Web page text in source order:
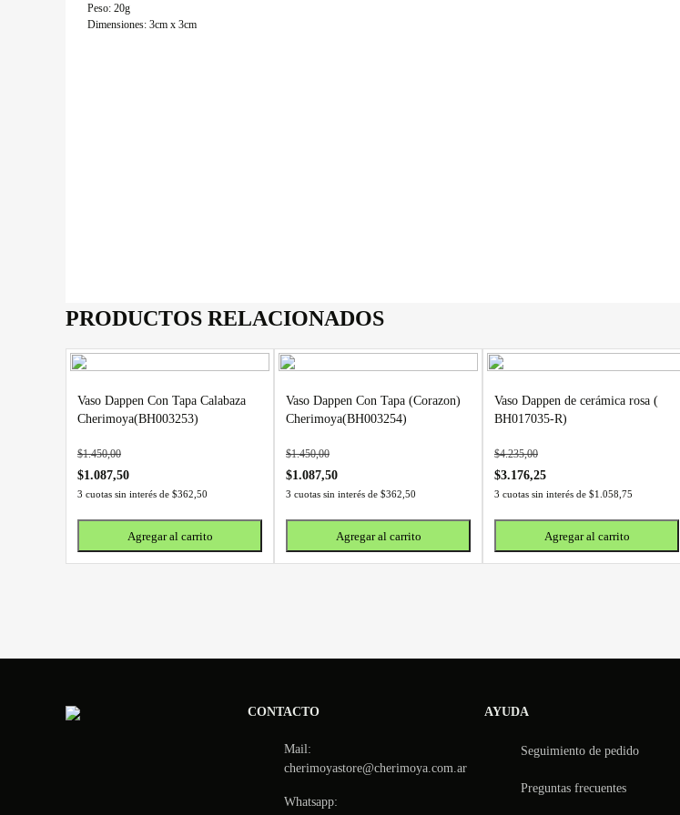
Peso: 20g
Dimensiones: 3cm x 3cm
PRODUCTOS RELACIONADOS
Vaso Dappen Con Tapa Calabaza
Cherimoya(BH003253)
$1.450,00
$1.087,50
3 cuotas sin interés de $362,50
Agregar al carrito
Vaso Dappen Con Tapa (Corazon)
Cherimoya(BH003254)
$1.450,00
$1.087,50
3 cuotas sin interés de $362,50
Agregar al carrito
Vaso Dappen de cerámica rosa (
BH017035-R)
$4.235,00
$3.176,25
3 cuotas sin interés de $1.058,75
Agregar al carrito
CONTACTO
Mail:
cherimoyastore@cherimoya.com.ar
Whatsapp:
AYUDA
Seguimiento de pedido
Preguntas frecuentes